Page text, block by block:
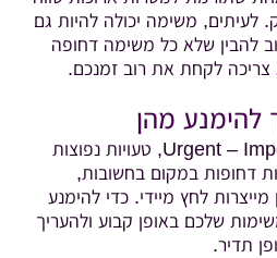
לעיתים, משימה יכולה להיות גם
להבין שלא כל משימה דחופה
צריכה לקחת את רוב זמנכם.
להימנע מהן
בשימוש ב- Urgent – Important Matrix, טעויות נפוצות
דחופות במקום בחשובות,
לחץ מיידי. כדי להימנע
שלכם באופן קבוע ולהעריך
תדיר.